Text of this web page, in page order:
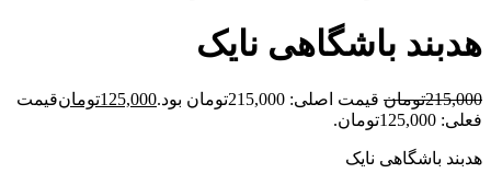
هدبند باشگاهی نایک
215,000تومان قیمت اصلی: 215,000تومان بود. 125,000تومانقیمت
فعلی: 125,000تومان.
هدبند باشگاهی نایک